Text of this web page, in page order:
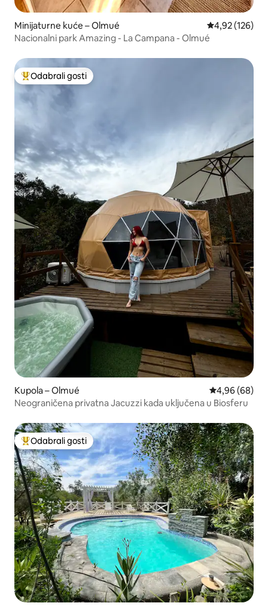
Minijaturne kuće – Olmué Prosječna
4,92 (126)
Nacionalni park Amazing - La Campana - Olmué
Među najviše rangiranima s oznakom „Odabrali gosti”
Odabrali gosti
Kupola – Olmué Prosječna
4,96 (68)
Neograničena privatna Jacuzzi kada uključena u Biosferu
Među najviše rangiranima s oznakom „Odabrali gosti”
Odabrali gosti